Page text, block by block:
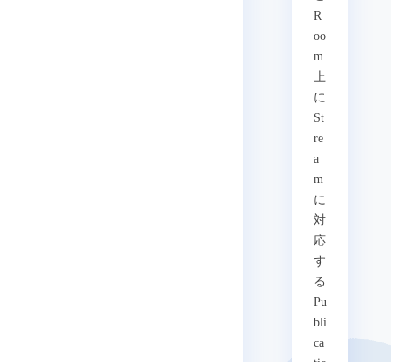
R
oo
m
上
に
St
re
a
m
に
対
応
す
る
Pu
bli
ca